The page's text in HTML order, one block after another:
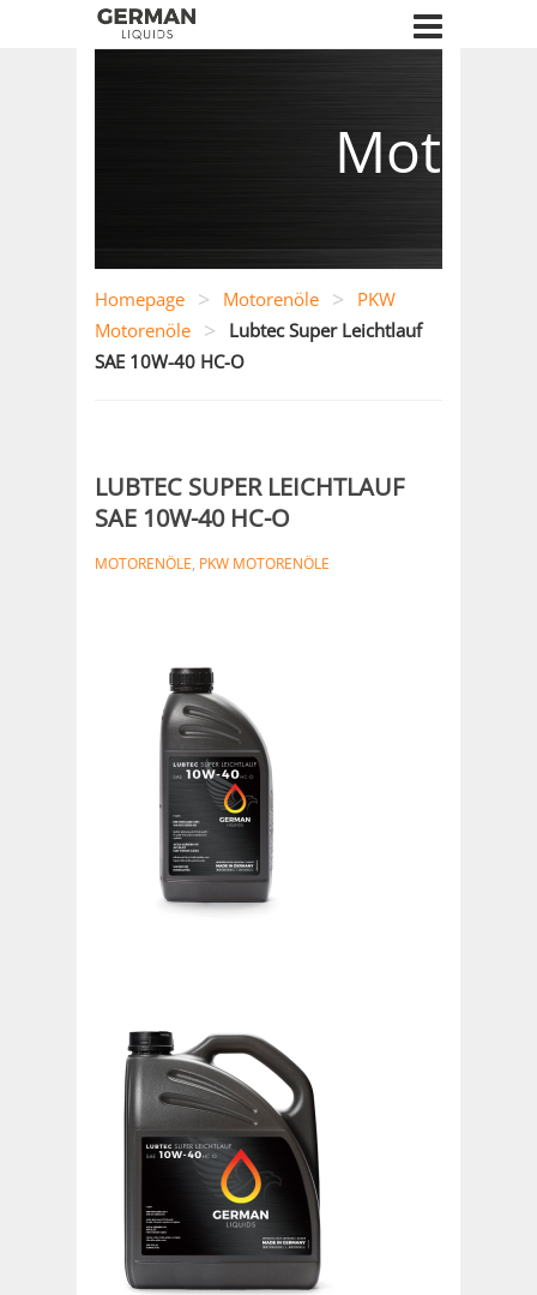
Homepage > Motorenöle >
PKW
Motorenöle >
Lubtec Super Leichtlauf
SAE 10W-40 HC-O
LUBTEC SUPER LEICHTLAUF
SAE 10W-40 HC-O
MOTORENÖLE, PKW MOTORENÖLE